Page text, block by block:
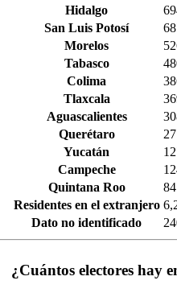
Hidalgo
San Luis Potosí
Morelos
Tabasco
Colima
Tlaxcala
Aguascalientes
Querétaro
Yucatán
Campeche
Quintana Roo
84
Residentes en el extranjero
Dato no identificado
¿Cuántos electores hay